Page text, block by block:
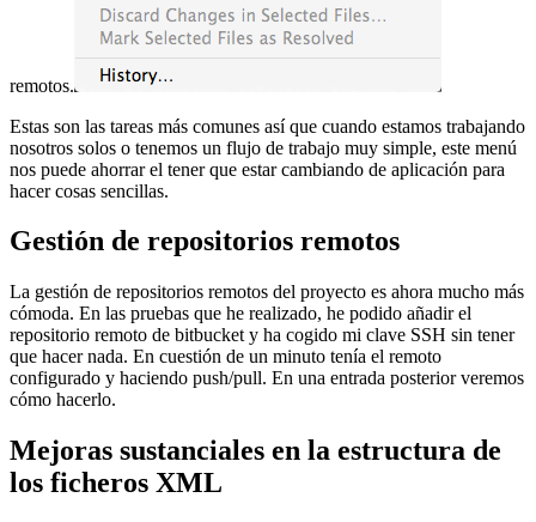
remotos.
Estas son las tareas más comunes así que cuando estamos trabajando
nosotros solos o tenemos un flujo de trabajo muy simple, este menú
nos puede ahorrar el tener que estar cambiando de aplicación para
hacer cosas sencillas.
Gestión de repositorios remotos
La gestión de repositorios remotos del proyecto es ahora mucho más
cómoda. En las pruebas que he realizado, he podido añadir el
repositorio remoto de bitbucket y ha cogido mi clave SSH sin tener
que hacer nada. En cuestión de un minuto tenía el remoto
configurado y haciendo push/pull. En una entrada posterior veremos
cómo hacerlo.
Mejoras sustanciales en la estructura de
los ficheros XML